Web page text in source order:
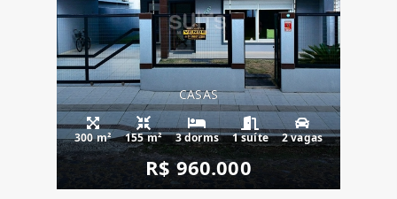
CASAS
300 m² 155 m² 3 dorms 1 suíte 2 vagas
R$ 960.000